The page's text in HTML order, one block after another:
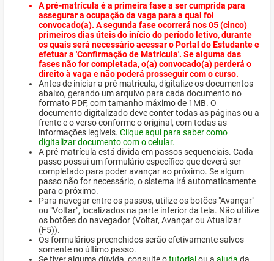
A pré-matrícula é a primeira fase a ser cumprida para
assegurar a ocupação da vaga para a qual foi
convocado(a). A segunda fase ocorrerá nos 05 (cinco)
primeiros dias úteis do início do período letivo, durante
os quais será necessário acessar o Portal do Estudante e
efetuar a 'Confirmação de Matrícula'. Se alguma das
fases não for completada, o(a) convocado(a) perderá o
direito à vaga e não poderá prosseguir com o curso.
Antes de iniciar a pré-matrícula, digitalize os documentos
abaixo, gerando um arquivo para cada documento no
formato PDF, com tamanho máximo de 1MB. O
documento digitalizado deve conter todas as páginas ou a
frente e o verso conforme o original, com todas as
informações legíveis. Clique aqui para saber como
digitalizar documento com o celular.
A pré-matrícula está divida em passos sequenciais. Cada
passo possui um formulário específico que deverá ser
completado para poder avançar ao próximo. Se algum
passo não for necessário, o sistema irá automaticamente
para o próximo.
Para navegar entre os passos, utilize os botões "Avançar"
ou "Voltar", localizados na parte inferior da tela. Não utilize
os botões do navegador (Voltar, Avançar ou Atualizar
(F5)).
Os formulários preenchidos serão efetivamente salvos
somente no último passo.